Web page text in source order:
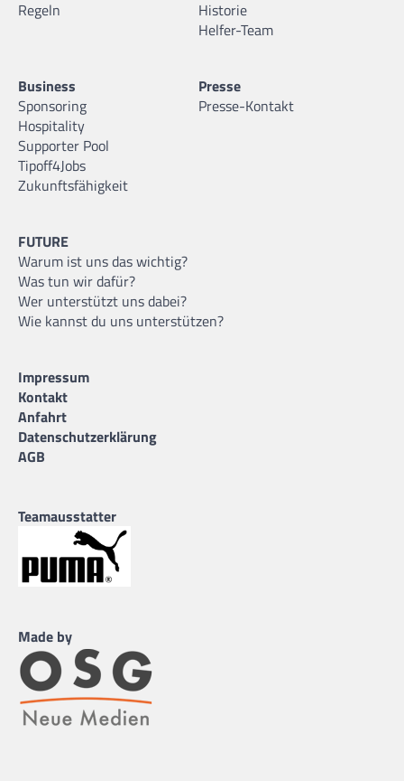
Regeln
Historie
Helfer-Team
Business
Sponsoring
Hospitality
Supporter Pool
Tipoff4Jobs
Zukunftsfähigkeit
Presse
Presse-Kontakt
FUTURE
Warum ist uns das wichtig?
Was tun wir dafür?
Wer unterstützt uns dabei?
Wie kannst du uns unterstützen?
Impressum
Kontakt
Anfahrt
Datenschutzerklärung
AGB
Teamausstatter
Made by